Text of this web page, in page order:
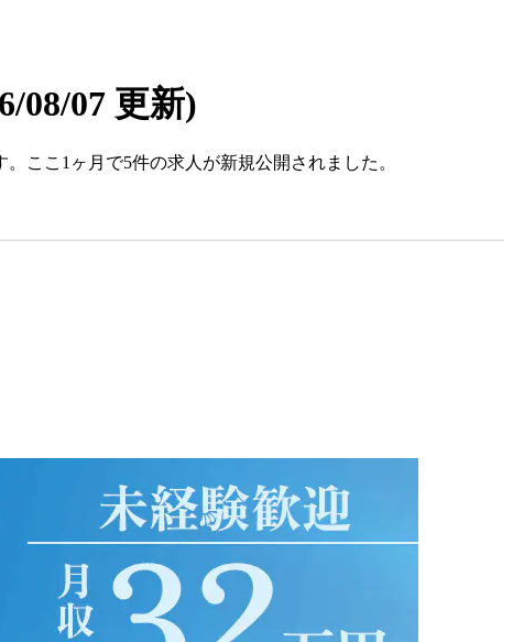
08/07 更新)
ここ1ヶ月で5件の求人が新規公開されました。